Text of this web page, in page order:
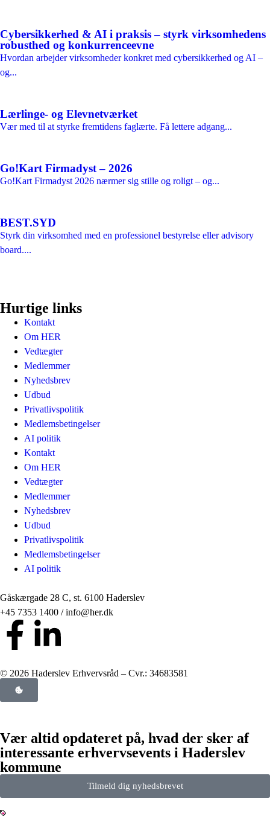
Cybersikkerhed & AI i praksis – styrk virksomhedens
robusthed og konkurrenceevne
Hvordan arbejder virksomheder konkret med cybersikkerhed og AI –
og...
Lærlinge- og Elevnetværket
Vær med til at styrke fremtidens faglærte. Få lettere adgang...
Go!Kart Firmadyst – 2026
Go!Kart Firmadyst 2026 nærmer sig stille og roligt – og...
BEST.SYD
Styrk din virksomhed med en professionel bestyrelse eller advisory
board....
Hurtige links
Kontakt
Om HER
Vedtægter
Medlemmer
Nyhedsbrev
Udbud
Privatlivspolitik
Medlemsbetingelser
AI politik
Kontakt
Om HER
Vedtægter
Medlemmer
Nyhedsbrev
Udbud
Privatlivspolitik
Medlemsbetingelser
AI politik
Gåskærgade 28 C, st. 6100 Haderslev
+45 7353 1400 / info@her.dk
© 2026 Haderslev Erhvervsråd – Cvr.: 34683581
Vær altid opdateret på, hvad der sker af
interessante erhvervsevents i Haderslev
kommune
Tilmeld dig nyhedsbrevet